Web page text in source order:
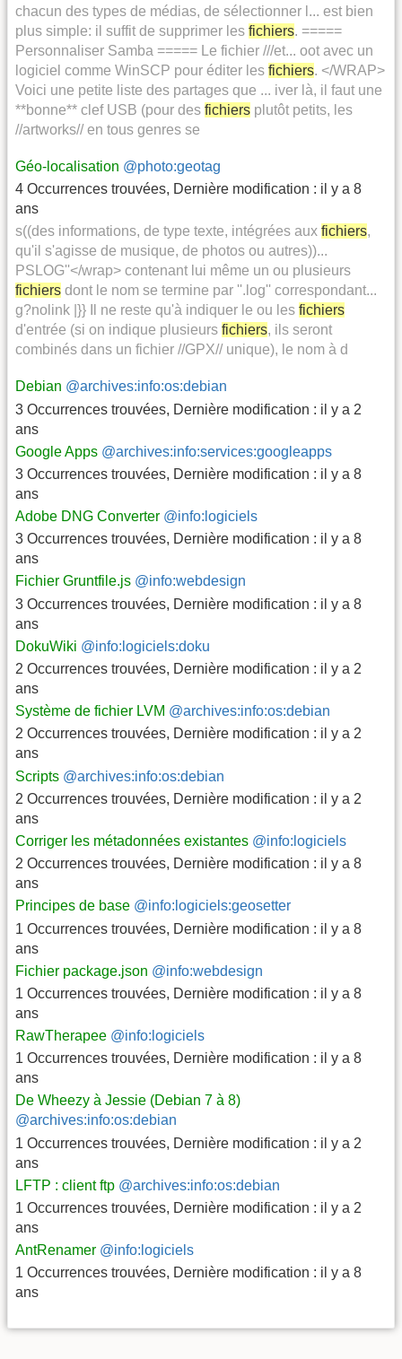
chacun des types de médias, de sélectionner l... est bien
plus simple: il suffit de supprimer les fichiers. =====
Personnaliser Samba ===== Le fichier ///et... oot avec un
logiciel comme WinSCP pour éditer les fichiers. </WRAP>
Voici une petite liste des partages que ... iver là, il faut une
**bonne** clef USB (pour des fichiers plutôt petits, les
//artworks// en tous genres se
Géo-localisation @photo:geotag
4 Occurrences trouvées, Dernière modification : il y a 8
ans
s((des informations, de type texte, intégrées aux fichiers,
qu'il s'agisse de musique, de photos ou autres))...
PSLOG''</wrap> contenant lui même un ou plusieurs
fichiers dont le nom se termine par ''.log'' correspondant...
g?nolink |}} Il ne reste qu'à indiquer le ou les fichiers
d'entrée (si on indique plusieurs fichiers, ils seront
combinés dans un fichier //GPX// unique), le nom à d
Debian @archives:info:os:debian
3 Occurrences trouvées, Dernière modification : il y a 2
ans
Google Apps @archives:info:services:googleapps
3 Occurrences trouvées, Dernière modification : il y a 8
ans
Adobe DNG Converter @info:logiciels
3 Occurrences trouvées, Dernière modification : il y a 8
ans
Fichier Gruntfile.js @info:webdesign
3 Occurrences trouvées, Dernière modification : il y a 8
ans
DokuWiki @info:logiciels:doku
2 Occurrences trouvées, Dernière modification : il y a 2
ans
Système de fichier LVM @archives:info:os:debian
2 Occurrences trouvées, Dernière modification : il y a 2
ans
Scripts @archives:info:os:debian
2 Occurrences trouvées, Dernière modification : il y a 2
ans
Corriger les métadonnées existantes @info:logiciels
2 Occurrences trouvées, Dernière modification : il y a 8
ans
Principes de base @info:logiciels:geosetter
1 Occurrences trouvées, Dernière modification : il y a 8
ans
Fichier package.json @info:webdesign
1 Occurrences trouvées, Dernière modification : il y a 8
ans
RawTherapee @info:logiciels
1 Occurrences trouvées, Dernière modification : il y a 8
ans
De Wheezy à Jessie (Debian 7 à 8)
@archives:info:os:debian
1 Occurrences trouvées, Dernière modification : il y a 2
ans
LFTP : client ftp @archives:info:os:debian
1 Occurrences trouvées, Dernière modification : il y a 2
ans
AntRenamer @info:logiciels
1 Occurrences trouvées, Dernière modification : il y a 8
ans